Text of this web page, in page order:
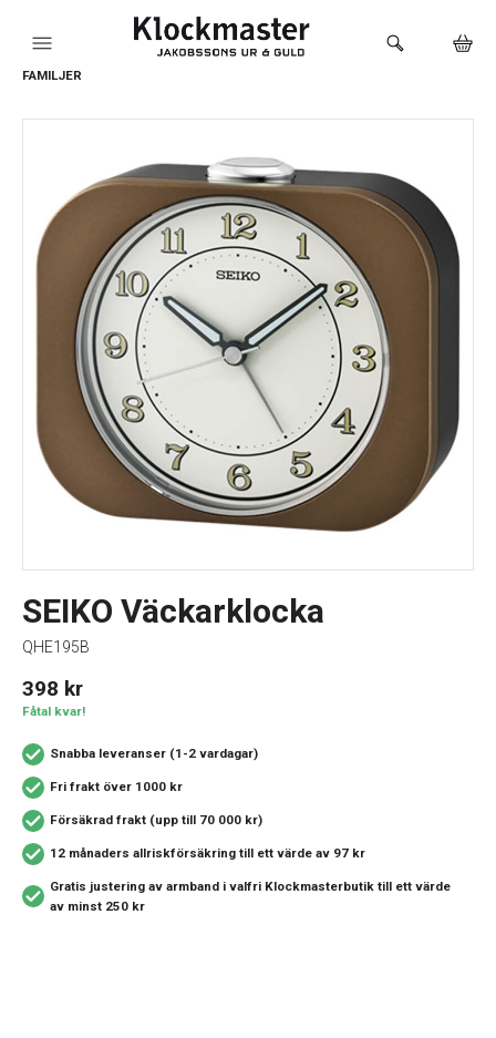
VARUMÄRKEN
SMYCKEN
SADDLER
HÅLTAGNING ÖRON
LOKALA PRODUKTER
BUTIKEN
FAMILJER
SEIKO Väckarklocka
QHE195B
398 kr
Fåtal kvar!
Snabba leveranser (1-2 vardagar)
Fri frakt över 1000 kr
Försäkrad frakt (upp till 70 000 kr)
12 månaders allriskförsäkring till ett värde av 97 kr
Gratis justering av armband i valfri Klockmasterbutik till ett värde
av minst 250 kr